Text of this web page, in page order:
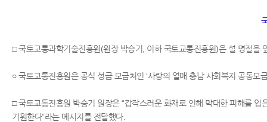
□ 국토교통과학기술진흥원(원장 박승기, 이하 국토교통진흥원)은 설 명절
○ 국토교통진흥원은 공식 성금 모금처인 ‘사랑의 열매 충남 사회복지 공동
□ 국토교통진흥원 박승기 원장은 “갑작스러운 화재로 인해 막대한 피해를
기원한다”라는 메시지를 전달했다.